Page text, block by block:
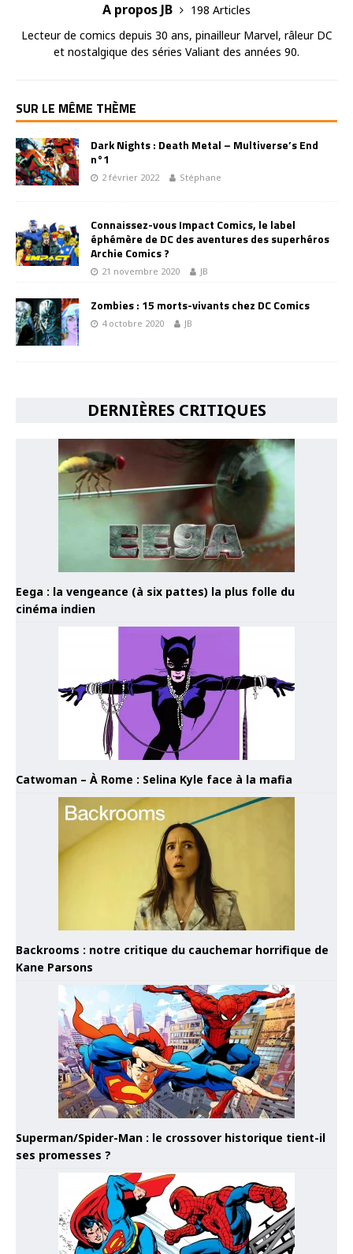
A propos JB
198 Articles
Lecteur de comics depuis 30 ans, pinailleur Marvel, râleur DC
et nostalgique des séries Valiant des années 90.
SUR LE MÊME THÈME
Dark Nights : Death Metal – Multiverse’s End
n°1
2 février 2022 Stéphane
Connaissez-vous Impact Comics, le label
éphémère de DC des aventures des superhéros
Archie Comics ?
21 novembre 2020 JB
Zombies : 15 morts-vivants chez DC Comics
4 octobre 2020 JB
DERNIÈRES CRITIQUES
Eega : la vengeance (à six pattes) la plus folle du
cinéma indien
Catwoman – À Rome : Selina Kyle face à la mafia
Backrooms : notre critique du cauchemar horrifique de
Kane Parsons
Superman/Spider-Man : le crossover historique tient-il
ses promesses ?